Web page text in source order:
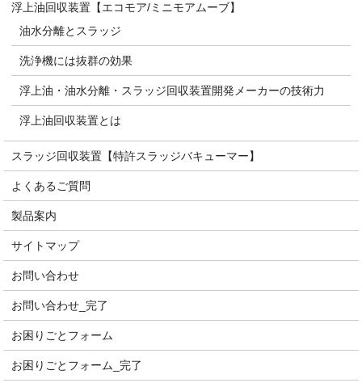
浮上油回収装置【エコモア/ミニモアムーブ】
油水分離とスラッジ
洗浄機には抜群の効果
浮上油・油水分離・スラッジ回収装置開発メーカーの技術力
浮上油回収装置とは
スラッジ回収装置【特許スラッジバキューマー】
よくあるご質問
製品案内
サイトマップ
お問い合わせ
お問い合わせ_完了
お困りごとフォーム
お困りごとフォーム_完了